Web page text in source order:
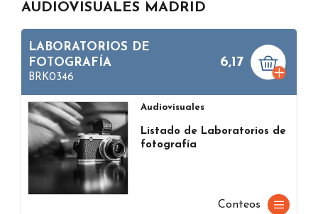
AUDIOVISUALES MADRID
LABORATORIOS DE
FOTOGRAFÍA
BRK0346
6,17
Audiovisuales
Listado de Laboratorios de
fotografía
Conteos